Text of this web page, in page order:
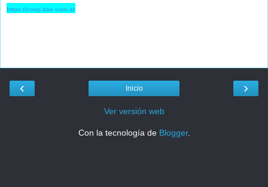
https://coop.dae.com.ar
‹ ›
Inicio
Ver versión web
Con la tecnología de Blogger.